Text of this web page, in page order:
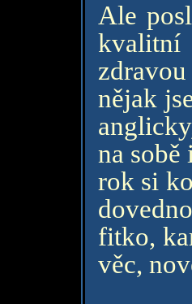
Ale
kvalitní
nějak
na sobě
rok si
fitko,
věc,